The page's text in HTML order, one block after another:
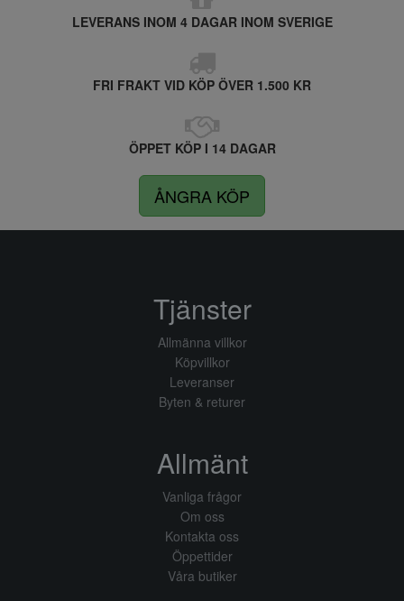
LEVERANS INOM 4 DAGAR INOM SVERIGE
FRI FRAKT VID KÖP ÖVER 1.500 KR
ÖPPET KÖP I 14 DAGAR
ÅNGRA KÖP
Tjänster
Allmänna villkor
Köpvillkor
Leveranser
Byten & returer
Allmänt
Vanliga frågor
Om oss
Kontakta oss
Öppettider
Våra butiker